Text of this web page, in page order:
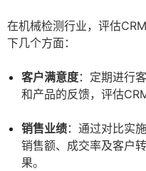
在机械检测行业，评估
下几个方面：
客户满意度：定期进行
和产品的反馈，评估
销售业绩：通过对比实
销售额、成交率及客户
果。